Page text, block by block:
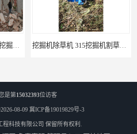
挖掘机除草机 315挖掘机割草机 智造大观
是第15032393位访客
08-09 冀ICP备19019829号-3
程科技有限公司 保留所有权利.